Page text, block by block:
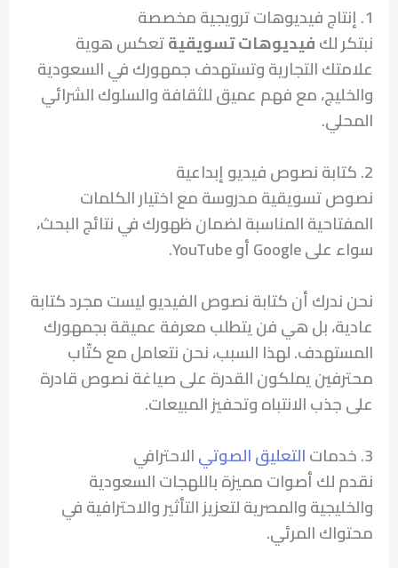
1. إنتاج فيديوهات ترويجية مخصصة
نبتكر لكفيديوهات تسويقيةتعكس هوية
علامتك التجارية وتستهدف جمهورك في السعودية
والخليج، مع فهم عميق للثقافة والسلوك الشرائي
المحلي.
2. كتابة نصوص فيديو إبداعية
نصوص تسويقية مدروسة مع اختيار الكلمات
المفتاحية المناسبة لضمان ظهورك في نتائج البحث،
سواء على Google أو YouTube.
نحن ندرك أن كتابة نصوص الفيديو ليست مجرد كتابة
عادية، بل هي فن يتطلب معرفة عميقة بجمهورك
المستهدف. لهذا السبب، نحن نتعامل مع كتّاب
محترفين يملكون القدرة على صياغة نصوص قادرة
على جذب الانتباه وتحفيز المبيعات.
3. خدمات
التعليق الصوتيالاحترافي
نقدم لك أصوات مميزة باللهجات السعودية
والخليجية والمصرية لتعزيز التأثير والاحترافية في
محتواك المرئي.